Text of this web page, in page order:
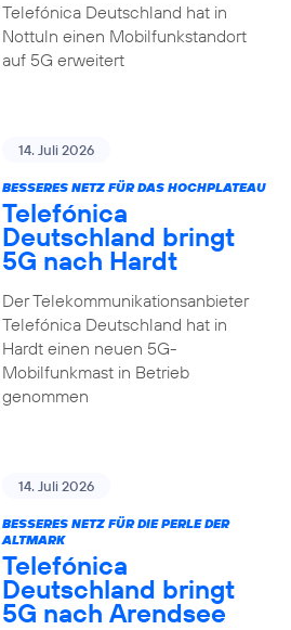
Telefónica Deutschland hat in
Nottuln einen Mobilfunkstandort
auf 5G erweitert
14. Juli 2026
BESSERES NETZ FÜR DAS HOCHPLATEAU
Telefónica
Deutschland bringt
5G nach Hardt
Der Telekommunikationsanbieter
Telefónica Deutschland hat in
Hardt einen neuen 5G-
Mobilfunkmast in Betrieb
genommen
14. Juli 2026
BESSERES NETZ FÜR DIE PERLE DER
ALTMARK
Telefónica
Deutschland bringt
5G nach Arendsee